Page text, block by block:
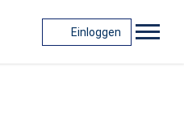
Einloggen